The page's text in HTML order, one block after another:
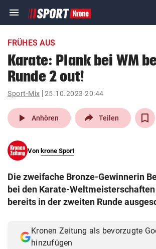
menu Navigation
ein-/ausklappen
account_circle Anmelden
pin_drop
Wien arrow_right
search
eingeben
© Krone Multimedia GmbH & Co KG 2026
Muthgasse 2, 1190 Wien
FRÜHES AUS
Karate: Plank bei WM
Runde 2 out!
Sport-Mix 25.10.2023 20:44
play_arrow Anhören Teilen
Von krone Sport
Die zweifache Bronze-Gewinnerin
bei den Karate-
bereits in der zweiten Runde
Kronen Zeitung als bevorzugte
hinzufügen